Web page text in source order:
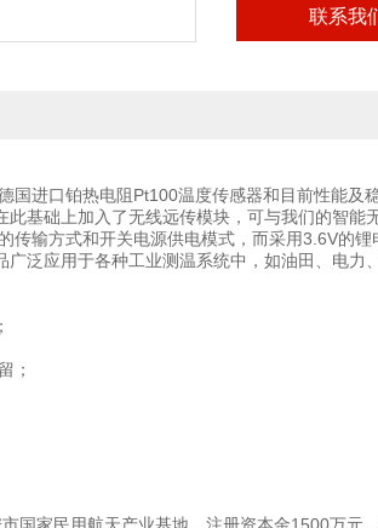
联系我
国进口铂热电阻Pt100温度传感器和目前性能及
此基础上加入了无线远传模块，可与我们的智
传输方式和开关电源供电模式，而采用3.6V的
泛应用于各种工业测温系统中，如油田、电力
；